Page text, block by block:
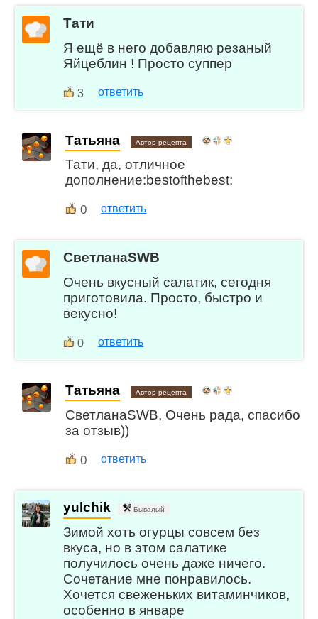
Тати
Я ещё в него добавляю резаный
Яйцеблин ! Просто суппер
3 ответить
Татьяна Автор рецепта
Тати, да, отличное
дополнение:bestofthebest:
0 ответить
СветланаSWB
Очень вкусный салатик, сегодня
приготовила. Просто, быстро и
векусно!
0 ответить
Татьяна Автор рецепта
СветланаSWB, Очень рада, спасибо
за отзыв))
0 ответить
yulchik Бывалый
Зимой хоть огурцы совсем без
вкуса, но в этом салатике
получилось очень даже ничего.
Сочетание мне понравилось.
Хочется свеженьких витаминчиков,
особенно в январе